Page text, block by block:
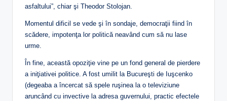
asfaltului”, chiar şi Theodor Stolojan.
Momentul dificil se vede şi în sondaje, democraţii fiind în
scădere, impotenţa lor politică neavând cum să nu lase
urme.
În fine, această opoziţie vine pe un fond general de pierdere
a iniţiativei politice. A fost umilit la Bucureşti de Iuşcenko
(degeaba a încercat să spele ruşinea la o televiziune
aruncând cu invective la adresa guvernului, practic efectele